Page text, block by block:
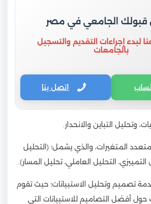
قبولك الجامعي في مصر
لبدء إجراءات التقديم والتسجيل
بالجامعات
اتصل بنا
وتحليل التباين والانحدار.
المتغيرات، والذي يشمل؛ (التحليل
التمييزي، التحليل العاملي، تحليل المسار).
تصميم وتحليل الاستبيانات؛ حيث تقوم
حول أفضل التصاميم للاستبيانات التي